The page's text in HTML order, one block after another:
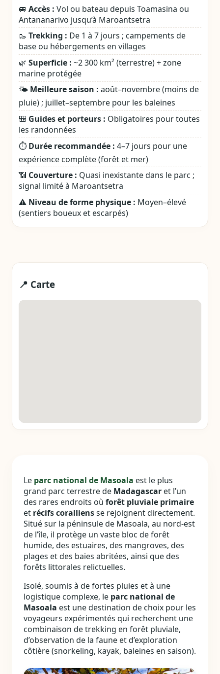
Le parc national de Masoala est le plus
grand parc terrestre de Madagascar et l’un
des rares endroits où forêt pluviale primaire
et récifs coralliensse rejoignent directement.
Situé sur la péninsule de Masoala, au nord‑est
de l’île, il protège un vaste bloc de forêt
humide, des estuaires, des mangroves, des
plages et des baies abritées, ainsi que des
forêts littorales relictuelles.
Isolé, soumis à de fortes pluies et à une
logistique complexe, le parc national de
Masoala est une destination de choix pour les
voyageurs expérimentés qui recherchent une
combinaison de trekking en forêt pluviale,
d’observation de la faune et d’exploration
côtière (snorkeling, kayak, baleines en saison).
🚐 Accès : Vol ou bateau depuis Toamasina ou
Antananarivo jusqu’à Maroantsetra
🥾 Trekking : De 1 à 7 jours ; campements de
base ou hébergements en villages
🌿 Superficie : ~2 300 km² (terrestre) + zone
marine protégée
🌤️ Meilleure saison : août–novembre (moins de
pluie) ; juillet–septembre pour les baleines
🎒 Guides et porteurs : Obligatoires pour toutes
les randonnées
⏱️ Durée recommandée : 4–7 jours pour une
expérience complète (forêt et mer)
📶 Couverture : Quasi inexistante dans le parc ;
signal limité à Maroantsetra
⚠️ Niveau de forme physique : Moyen–élevé
(sentiers boueux et escarpés)
📍 Carte